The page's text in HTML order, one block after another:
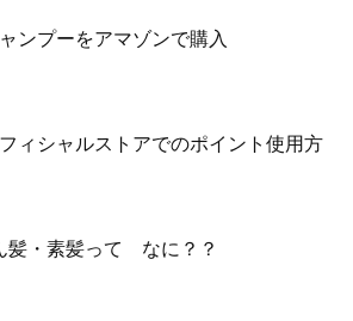
ンプーをアマゾンで購入
ィシャルストアでのポイント使用方
髪・素髪って なに？？